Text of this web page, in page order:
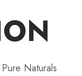
Naturals